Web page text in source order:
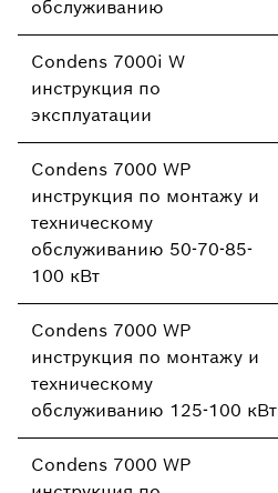
обслуживанию
Condens 7000i W
инструкция по
эксплуатации
Condens 7000 WP
инструкция по монтажу и
техническому
обслуживанию 50-70-85-
100 кВт
Condens 7000 WP
инструкция по монтажу и
техническому
обслуживанию 125-100 кВт
Condens 7000 WP